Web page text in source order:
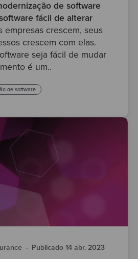
de software
fácil de alterar
empresas crescem, seus
crescem com elas.
seja fácil de mudar
é um..
de software
· Publicado 14 abr. 2023